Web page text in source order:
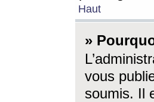
Haut
»
vous
soumis. Il